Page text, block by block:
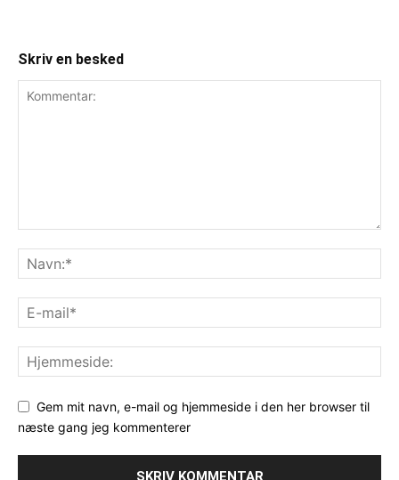
Skriv en besked
Gem mit navn, e-mail og hjemmeside i den her browser til
næste gang jeg kommenterer